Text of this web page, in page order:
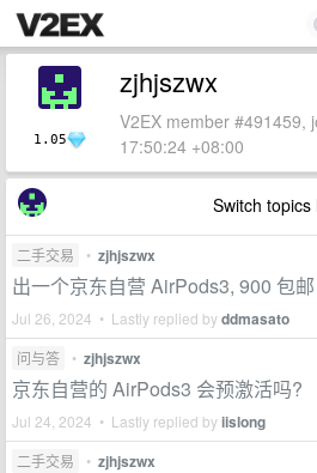
1.05
zjhjszwx
V2EX member #491459,
17:50:24 +08:00
Switch topics
二手交易 • zjhjszwx
出一个京东自营 AirPods3, 900 包邮
Jul 26, 2024 • Lastly replied byddmasato
问与答 • zjhjszwx
京东自营的 AirPods3 会预激活吗?
Jul 24, 2024 • Lastly replied byiislong
二手交易 • zjhjszwx